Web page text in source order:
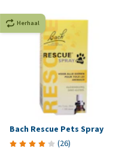
Herhaal
Bach Rescue Pets Spray
(26)